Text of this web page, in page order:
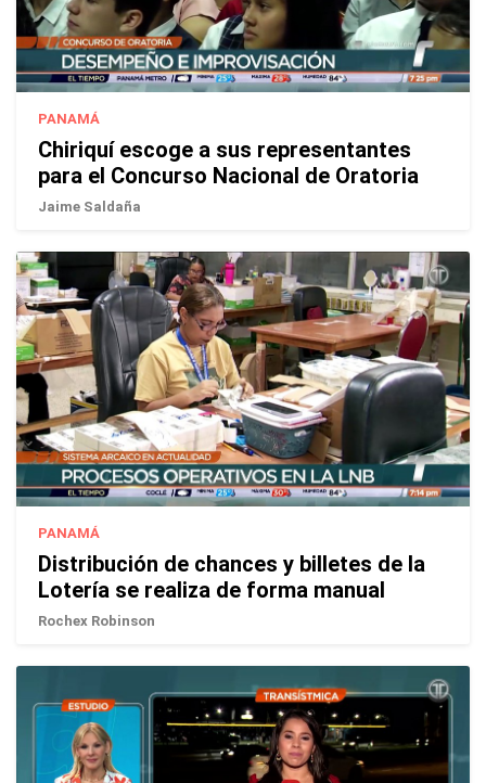
PANAMÁ
Chiriquí escoge a sus representantes
para el Concurso Nacional de Oratoria
Jaime Saldaña
PANAMÁ
Distribución de chances y billetes de la
Lotería se realiza de forma manual
Rochex Robinson